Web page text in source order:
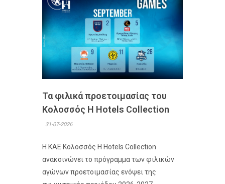
Τα φιλικά προετοιμασίας του
Κολοσσός H Hotels Collection
31-07-2026
Η ΚΑΕ Κολοσσός H Hotels Collection
ανακοινώνει το πρόγραμμα των φιλικών
αγώνων προετοιμασίας ενόψει της